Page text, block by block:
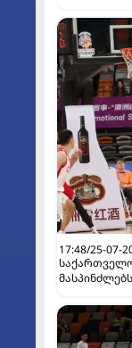
17:48/25-07-